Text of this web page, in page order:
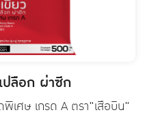
ปลือก ผ่าซีก
พิเศษ เกรด A ตรา"เสือบิน"